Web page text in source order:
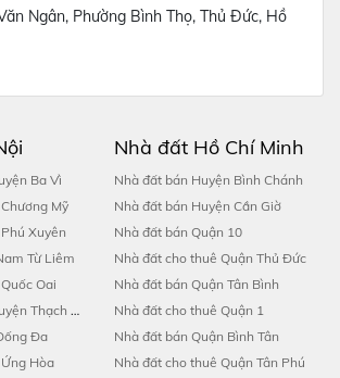
Ngân, Phường Bình Thọ, Thủ Đức, Hồ
Ba Vì
Mỹ
Xuyên
Từ Liêm
Oai
Nhà đất cho thuê Huyện Thạch Thất
Đa
Hòa
Nhà đất Hồ Chí Minh
Nhà đất bán Huyện Bình Chánh
Nhà đất bán Huyện Cần Giờ
Nhà đất bán Quận 10
Nhà đất cho thuê Quận Thủ Đức
Nhà đất bán Quận Tân Bình
Nhà đất cho thuê Quận 1
Nhà đất bán Quận Bình Tân
Nhà đất cho thuê Quận Tân Phú